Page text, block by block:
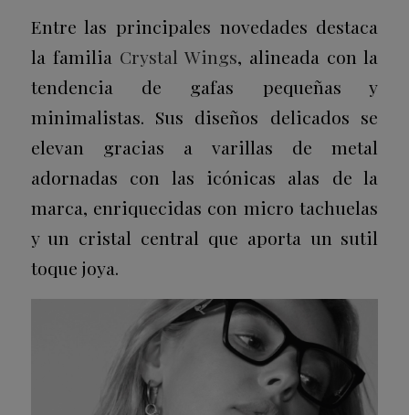
Entre las principales novedades destaca
la familia Crystal Wings, alineada con la
tendencia de gafas pequeñas y
minimalistas. Sus diseños delicados se
elevan gracias a varillas de metal
adornadas con las icónicas alas de la
marca, enriquecidas con micro tachuelas
y un cristal central que aporta un sutil
toque joya.